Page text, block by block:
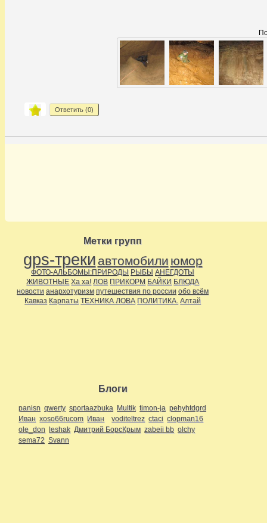
Ответить (0)
Метки групп
gps-треки автомобили юмор
ФОТО-АЛЬБОМЫ:ПРИРОДЫ РЫБЫ АНЕГДОТЫ
ЖИВОТНЫЕ Ха ха! ЛОВ ПРИКОРМ БАЙКИ БЛЮДА
новости анархотуризм путешествия по россии обо всём
Кавказ Карпаты ТЕХНИКА ЛОВА ПОЛИТИКА. Алтай
Блоги
panisn qwerty sportaazbuka Multik timon-ja pehyhtdgrd
Иван xoso66rucom Иван voditeltrez ctaci clopman16
ole_don leshak Дмитрий БорсКрым zabeii bb olchy
sema72 Svann